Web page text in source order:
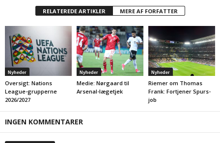
RELATEREDE ARTIKLER MERE AF FORFATTER
Nyheder
Oversigt: Nations
League-grupperne
2026/2027
Nyheder
Medie: Nørgaard til
Arsenal-lægetjek
Nyheder
Riemer om Thomas
Frank: Fortjener Spurs-
job
INGEN KOMMENTARER